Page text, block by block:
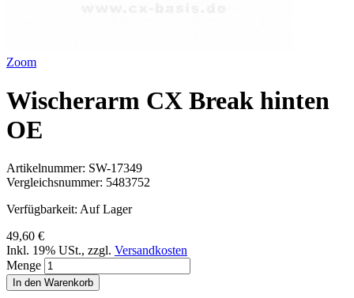
Zoom
Wischerarm CX Break hinten
OE
Artikelnummer: SW-17349
Vergleichsnummer: 5483752
Verfügbarkeit: Auf Lager
49,60 €
Inkl. 19% USt., zzgl. Versandkosten
Menge
In den Warenkorb